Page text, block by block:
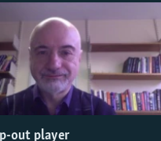
out player